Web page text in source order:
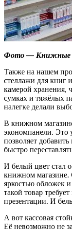
Фото — Книжные
Также на нашем
стеллажи для книг
камерой хранения,
сумках и тяжёлых
налегке делали
В книжном
экономпанели. Это
позволяет
быстро
И белый цвет стал
книжном
яркостью обложек
такой товар
презентации. И
А вот кассовая
Её невозможно не